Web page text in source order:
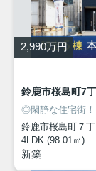
2,990万円
鈴鹿市桜島町7
◎閑静な住宅街！
鈴鹿市桜島町７丁
4LDK (98.01㎡)
新築